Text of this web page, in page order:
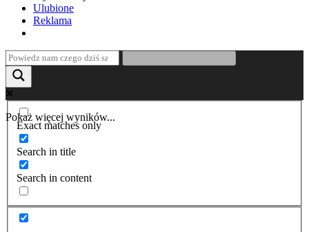
Ulubione
Reklama
Pokaż więcej wyników...
Exact matches only
Search in title
Search in content